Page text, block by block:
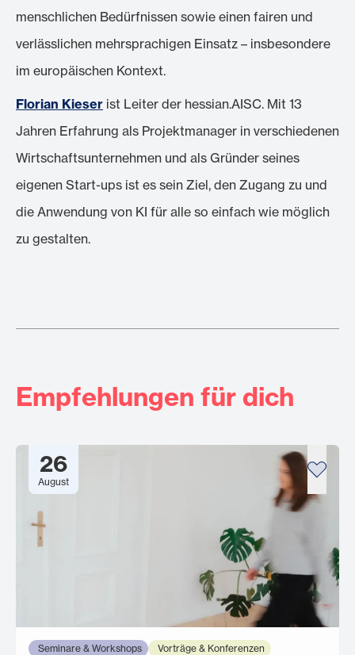
menschlichen Bedürfnissen sowie einen fairen und
verlässlichen mehrsprachigen Einsatz – insbesondere
im europäischen Kontext.
Florian Kieser ist Leiter der hessian.AISC. Mit 13
Jahren Erfahrung als Projektmanager in verschiedenen
Wirtschaftsunternehmen und als Gründer seines
eigenen Start-ups ist es sein Ziel, den Zugang zu und
die Anwendung von KI für alle so einfach wie möglich
zu gestalten.
Empfehlungen für dich
26
August
Seminare & Workshops Vorträge & Konferenzen